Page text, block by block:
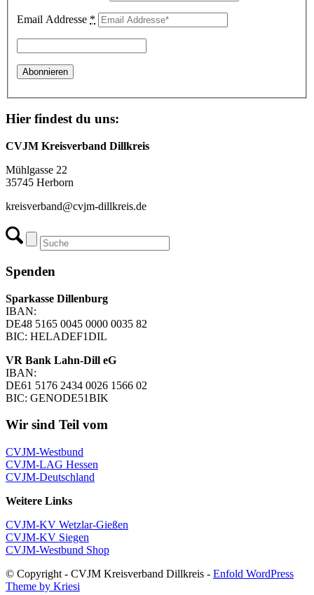
Email Addresse *
Hier findest du uns:
CVJM Kreisverband Dillkreis
Mühlgasse 22
35745 Herborn
kreisverband@cvjm-dillkreis.de
Spenden
Sparkasse Dillenburg
IBAN:
DE48 5165 0045 0000 0035 82
BIC: HELADEF1DIL
VR Bank Lahn-Dill eG
IBAN:
DE61 5176 2434 0026 1566 02
BIC: GENODE51BIK
Wir sind Teil vom
CVJM-Westbund
CVJM-LAG Hessen
CVJM-Deutschland
Weitere Links
CVJM-KV Wetzlar-Gießen
CVJM-KV Siegen
CVJM-Westbund Shop
© Copyright - CVJM Kreisverband Dillkreis - Enfold WordPress
Theme by Kriesi